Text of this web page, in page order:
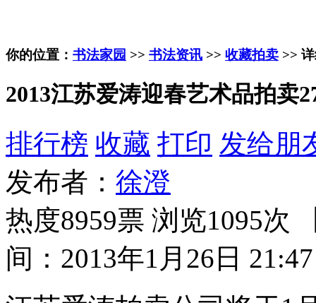
你的位置： 书法家园 >> 书法资讯 >> 收藏拍卖 >>
2013江苏爱涛迎春艺术品拍卖
排行榜 收藏 打印 发给朋
发布者： 徐澄
热度8959票 浏览1095次
间：2013年1月26日 21:47